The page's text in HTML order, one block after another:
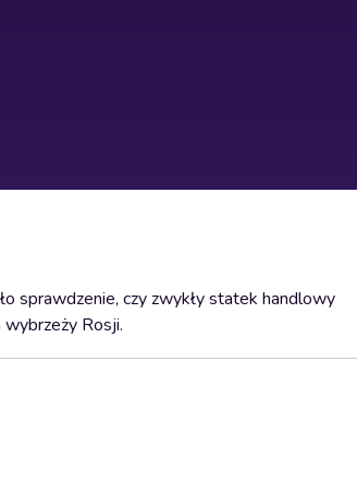
sprawdzenie, czy zwykły statek handlowy
wybrzeży Rosji.